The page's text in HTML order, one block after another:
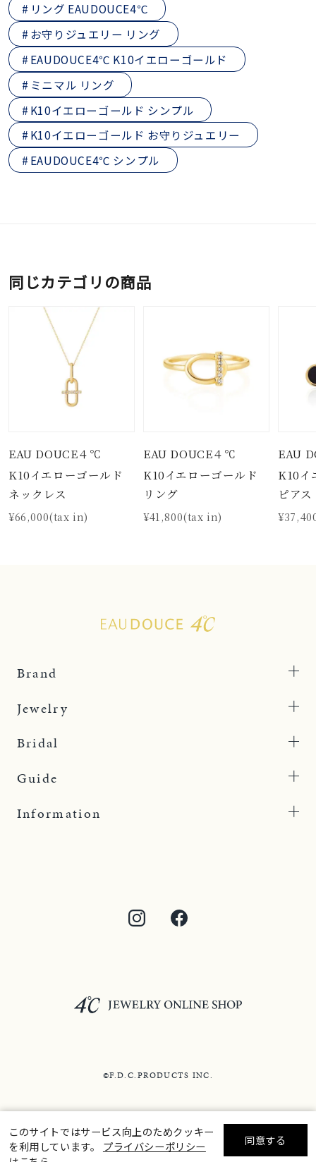
絞り込んで検索する
リング EAUDOUCE4℃
お守りジュエリー リング
EAUDOUCE4℃ K10イエローゴールド
ミニマル リング
K10イエローゴールド シンプル
K10イエローゴールド お守りジュエリー
EAUDOUCE4℃ シンプル
同じカテゴリの商品
EAU DOUCE４℃
K10イエローゴールド
ネックレス
¥66,000(tax in)
EAU DOUCE４℃
K10イエローゴールド
リング
¥41,800(tax in)
EAU
K10イ
ピアス
Brand
Jewelry
Bridal
Guide
Information
©F.D.C.PRODUCTS INC.
このサイトではサービス向上のためクッキー
を利用しています。 プライバシーポリシー
同意する